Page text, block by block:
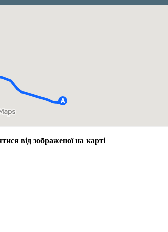
від зображеної на карті